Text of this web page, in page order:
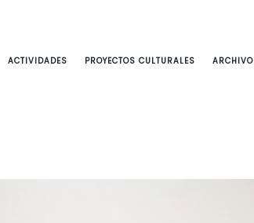
ACTIVIDADES PROYECTOS CULTURALES ARCHIVO